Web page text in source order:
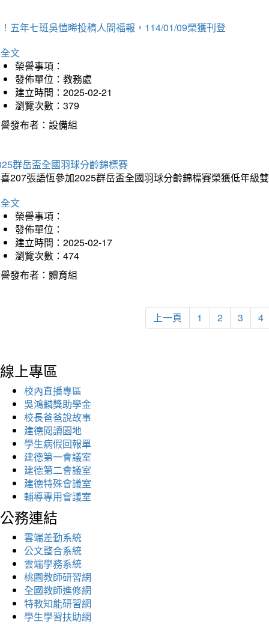
五年七班吳愷晞投稿人間福報，114/01/09榮獲刊登
文
榮譽事項：
發佈單位：教務處
建立時間：2025-02-21
瀏覽次數：379
發布者：設備組
群岳盃全國羽球分齡錦標賽
207張語恆參加2025群岳盃全國羽球分齡錦標賽榮獲低年級
文
榮譽事項：
發佈單位：
建立時間：2025-02-17
瀏覽次數：474
發布者：體育組
上一頁 1 2 3 4
線上專區
校內直播專區
吳鴻麟獎助學金
校長爸爸說故事
建德閱讀園地
學生病假回報單
建德第一會議室
建德第二會議室
建德特殊會議室
輔導專用會議室
公務連結
雲端差勤系統
公文整合系統
雲端學務系統
桃園教師研習網
全國教師進修網
特教知能研習網
學生學習扶助網